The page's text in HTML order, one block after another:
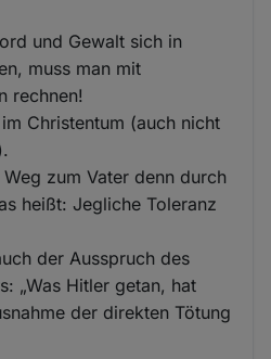
und Gewalt sich in
muss man mit
rechnen!
Christentum (auch nicht
zum Vater denn durch
heißt: Jegliche Toleranz
der Ausspruch des
„Was Hitler getan, hat
der direkten Tötung